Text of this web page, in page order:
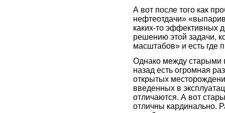
А вот после того как
нефтеотдачи»
каких-то эффективных
решению этой задачи,
масштабов» и есть где
Однако между старыми
назад есть огромная
открытых
введенных в
отличаются. А вот
отличны кардинально.